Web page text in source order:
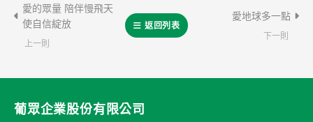
愛的眾量 陪伴慢飛天
使自信綻放
上一則
返回列表
愛地球多一點
下一則
葡眾企業股份有限公司